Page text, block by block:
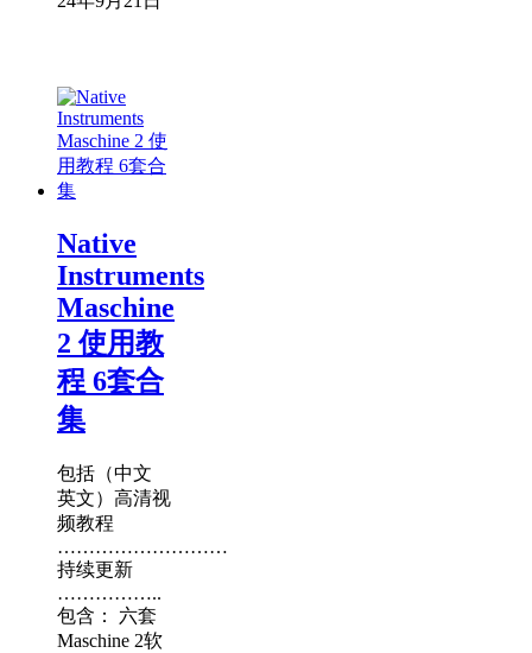
Native
Instruments
Maschine
2 使用教
程 6套合
集
包括（中文
英文）高清视
频教程
………………………
持续更新
……………..
包含： 六套
Maschine 2软